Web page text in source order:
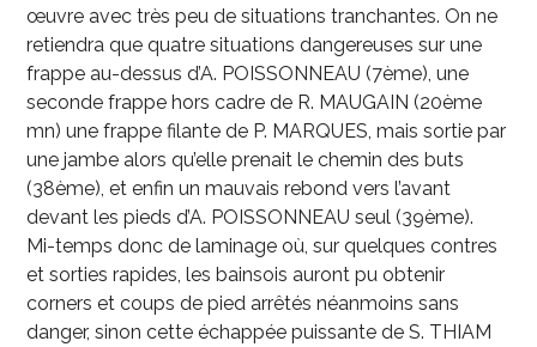
œuvre avec très peu de situations tranchantes. On ne
retiendra que quatre situations dangereuses sur une
frappe au-dessus d’A. POISSONNEAU (7ème), une
seconde frappe hors cadre de R. MAUGAIN (20ème
mn) une frappe filante de P. MARQUES, mais sortie par
une jambe alors qu’elle prenait le chemin des buts
(38ème), et enfin un mauvais rebond vers l’avant
devant les pieds d’A. POISSONNEAU seul (39ème).
Mi-temps donc de laminage où, sur quelques contres
et sorties rapides, les bainsois auront pu obtenir
corners et coups de pied arrêtés néanmoins sans
danger, sinon cette échappée puissante de S. THIAM